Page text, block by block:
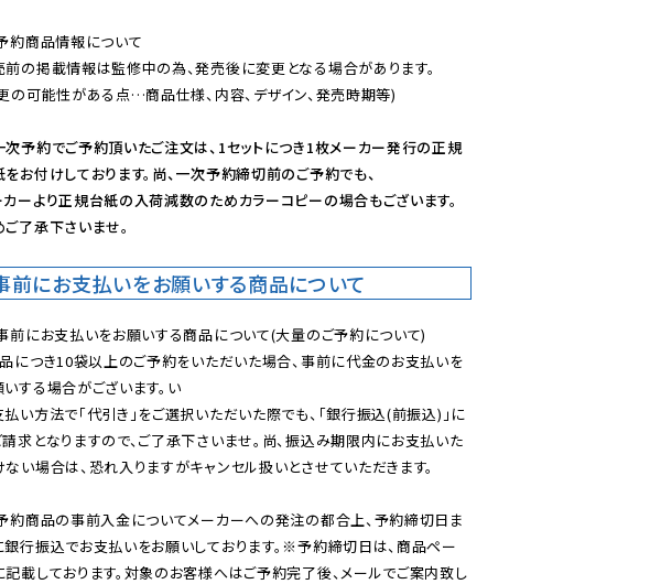
約商品情報について
前の掲載情報は監修中の為、発売後に変更となる場合があります。
の可能性がある点…商品仕様、内容、デザイン、発売時期等)
予約でご予約頂いたご注文は、1セットにつき1枚メーカー発行の正規
をお付けしております。尚、一次予約締切前のご予約でも、
カーより正規台紙の入荷減数のためカラーコピーの場合もございます。
了承下さいませ。
前にお支払いをお願いする商品について
前にお支払いをお願いする商品について(大量のご予約について)
につき10袋以上のご予約をいただいた場合、事前に代金のお支払いを
いする場合がございます。い
払い方法で「代引き」をご選択いただいた際でも、「銀行振込(前振込)」に
求となりますので、ご了承下さいませ。尚、振込み期限内にお支払いた
ない場合は、恐れ入りますがキャンセル扱いとさせていただきます。
約商品の事前入金についてメーカーへの発注の都合上、予約締切日ま
銀行振込でお支払いをお願いしております。※予約締切日は、商品ペー
記載しております。対象のお客様へはご予約完了後、メールでご案内致し